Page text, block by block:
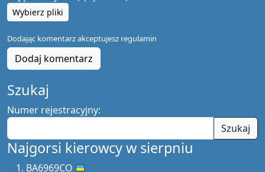
Wybierz pliki
Dodając komentarz akceptujesz regulamin
Dodaj komentarz
Szukaj
Numer rejestracyjny:
Szukaj
Najgorsi kierowcy w sierpniu
BA6969CO